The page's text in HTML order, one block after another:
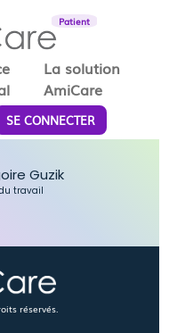
Patient
La solution
AmiCare
SE CONNECTER
Guzik
travail
réservés.